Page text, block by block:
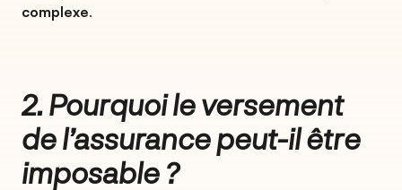
complexe.
2. Pourquoi le versement
de l’assurance peut-il être
imposable ?